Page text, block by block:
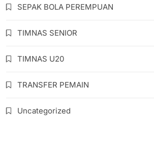
SEPAK BOLA PEREMPUAN
TIMNAS SENIOR
TIMNAS U20
TRANSFER PEMAIN
Uncategorized